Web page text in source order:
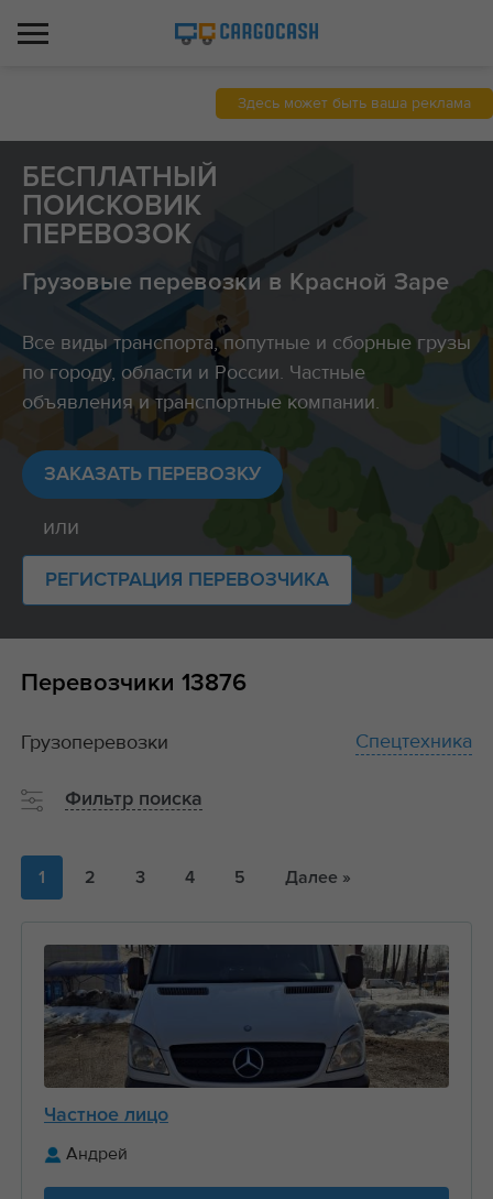
Здесь может быть ваша реклама
БЕСПЛАТНЫЙ
ПОИСКОВИК
ПЕРЕВОЗОК
Грузовые перевозки в Красной Заре
Все виды транспорта, попутные и сборные грузы
по городу, области и России. Частные
объявления и транспортные компании.
ЗАКАЗАТЬ ПЕРЕВОЗКУ
или
РЕГИСТРАЦИЯ ПЕРЕВОЗЧИКА
Перевозчики 13876
1 2 3 4 5 Далее »
Частное лицо
Андрей
Грузоперевозки Спецтехника
Фильтр поиска